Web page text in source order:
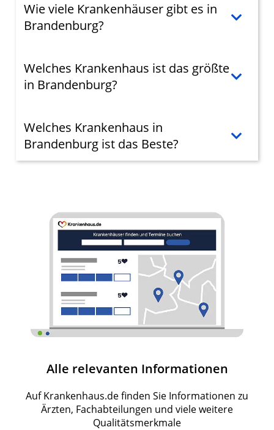
Wie viele Krankenhäuser gibt es in
Brandenburg?
Welches Krankenhaus ist das größte
in Brandenburg?
Welches Krankenhaus in
Brandenburg ist das Beste?
Alle relevanten Informationen
Auf Krankenhaus.de finden Sie Informationen zu
Ärzten, Fachabteilungen und viele weitere
Qualitätsmerkmale